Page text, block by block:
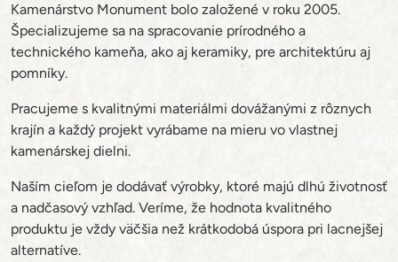
Kamenárstvo Monument bolo založené v roku 2005.
Špecializujeme sa na spracovanie prírodného a
technického kameňa, ako aj keramiky, pre architektúru aj
pomníky.
Pracujeme s kvalitnými materiálmi dovážanými z rôznych
krajín a každý projekt vyrábame na mieru vo vlastnej
kamenárskej dielni.
Naším cieľom je dodávať výrobky, ktoré majú dlhú životnosť
a nadčasový vzhľad. Veríme, že hodnota kvalitného
produktu je vždy väčšia než krátkodobá úspora pri lacnejšej
alternatíve.